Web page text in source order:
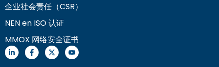
企业社会责任（CSR）
NEN en ISO 认证
MMOX 网络安全证书